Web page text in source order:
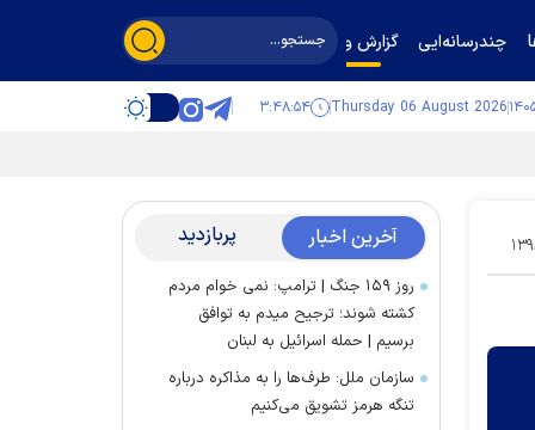
چندرسانه‌ایی گزارش و گفت‌وگو
Thursday 06 August 2026 ۳:۴۸:۵۵
۱۵ آخرین اخبار پربازدید
روز ۱۵۹ جنگ | ترامپ: نمی خوام مردم
کشته شوند؛ ترجیح میدم به توافق
برسیم | حمله اسرائیل به لبنان
سازمان ملل: طرف‌ها را به مذاکره درباره
تنگه هرمز تشویق می‌کنیم